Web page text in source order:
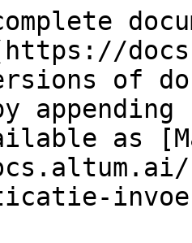
zijn: `Eengezinswoning`, `Meergezinswoning`, `Duplexwoning`.                                                                                                                                                                                                                                                                                                                                |
| `rooms`                                 | Array van Objects | Lijst van primaire leefruimtes (slaapkamers, woonkamers) en andere secundaire ruimtes (gangen, etc.).                                                                                                                                                                                                                                                                                                                                             |
| `rooms[].type_of_room`                  | String            | `'room'` voor primaire ruimtes (1 punt/m²) of `'other'` voor secundaire ruimtes (0.75 punten/m²).                                                                                                                                                                                                                                                                                                                                                 |
| `rooms[].surface_area`                  | Float             | Oppervlakte van de ruimte in vierkante meters (m²).                                                                                                                                                                                                                                                                                                                                                                                               |
| `rooms[].shared_addresses`              | Integer           | Aantal adressen dat deze ruimte deelt. `1` voor een privéruimte.                                                                                                                                                                                                                                                                                                                                                                                  |
| `rooms[].heated`                        | Boolean           | `true` als de ruimte wordt verwarmd, anders `false`.